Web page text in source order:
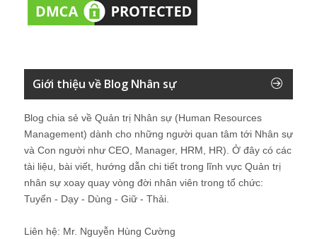
Giới thiệu về Blog Nhân sự
Blog chia sẻ về Quản trị Nhân sự (Human Resources
Management) dành cho những người quan tâm tới Nhân sự
và Con người như CEO, Manager, HRM, HR). Ở đây có các
tài liệu, bài viết, hướng dẫn chi tiết trong lĩnh vực Quản trị
nhân sự xoay quay vòng đời nhân viên trong tổ chức:
Tuyển - Dạy - Dùng - Giữ - Thải.
Liên hệ: Mr. Nguyễn Hùng Cường